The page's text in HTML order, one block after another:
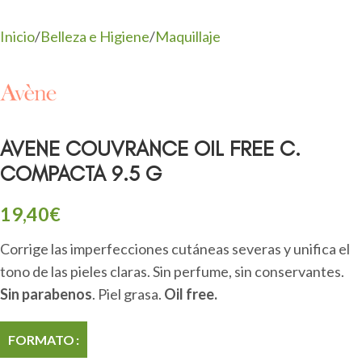
Inicio/Belleza e Higiene/Maquillaje
AVENE COUVRANCE OIL FREE C.
COMPACTA 9.5 G
19,40€
Corrige las imperfecciones cutáneas severas y unifica el
tono de las pieles claras. Sin perfume, sin conservantes.
Sin parabenos. Piel grasa. Oil free.
FORMATO